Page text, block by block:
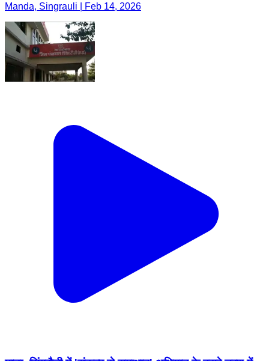
Manda, Singrauli | Feb 14, 2026